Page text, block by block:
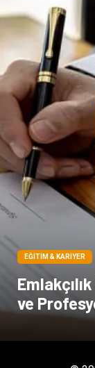
EĞITIM & KARIYER
ve